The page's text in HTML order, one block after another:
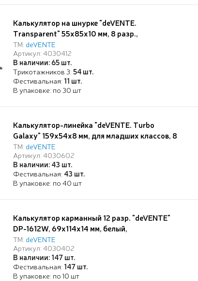
Калькулятор на шнурке "deVENTE.
Transparent" 55x85x10 мм, 8 разр.,
автоматическое вычисление квадратного
корня, процентов, полупрозрачный белый, в
блистере с подвесом
ТМ: deVENTE
Артикул: 4030412
В наличии: 65 шт.
Трикотажников 3:54 шт.
Фестивальная: 11 шт.
В упаковке: по 30 шт
Калькулятор-линейка "deVENTE. Turbo
Galaxy" 159x54x8 мм, для младших классов, 8
разрядный, работа с памятью, автоматическое
вычисление квадратного корня, процентов,
функция смены знака, с рисунком, в блистере с
подвесом
ТМ: deVENTE
Артикул: 4030602
В наличии: 43 шт.
Фестивальная: 43 шт.
В упаковке: по 40 шт
Калькулятор карманный 12 разр. "deVENTE"
DP-1612W, 69x114x14 мм, белый,
автоматическое вычисление квадратного
корня, процентов, работа с памятью, в
картонной коробке
ТМ: deVENTE
Артикул: 4030402
В наличии: 147 шт.
Фестивальная: 147 шт.
В упаковке: по 10 шт